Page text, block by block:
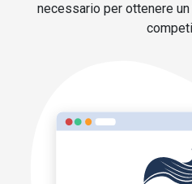
necessario per ottenere